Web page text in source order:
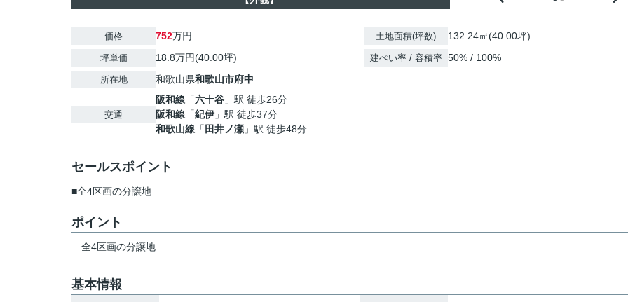
価格 752万円
坪単価 18.8万円(40.00坪)
所在地 和歌山県和歌山市府中
交通
阪和線 「六十谷 」駅 徒歩26分
阪和線 「紀伊 」駅 徒歩37分
和歌山線 「 田井ノ瀬 」駅 徒歩48分
土地面積(坪数) 132.24㎡(40.00坪)
建ぺい率 / 容積率 50% / 100%
セールスポイント
■全4区画の分譲地
ポイント
全4区画の分譲地
基本情報